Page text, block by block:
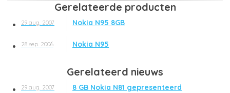
Gerelateerde producten
29 aug. 2007 Nokia N95 8GB
28 sep. 2006 Nokia N95
Gerelateerd nieuws
29 aug. 2007 8 GB Nokia N81 gepresenteerd